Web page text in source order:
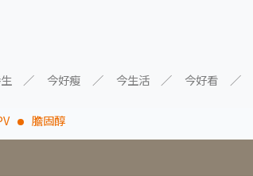
今好瘦 今生活 今好看
膽固醇